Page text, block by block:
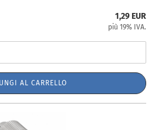
1,29 EUR
più 19% IVA.
AL CARRELLO